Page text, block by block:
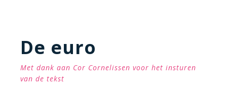
De euro
Met dank aan Cor Cornelissen voor het insturen
van de tekst